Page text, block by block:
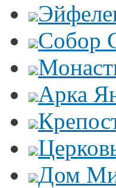
Собор
Арка
Дом